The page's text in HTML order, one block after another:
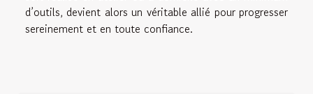
d’outils, devient alors un véritable allié pour progresser
sereinement et en toute confiance.